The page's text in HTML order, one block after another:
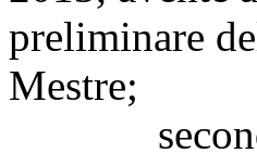
preliminare
Mestre;
secondo